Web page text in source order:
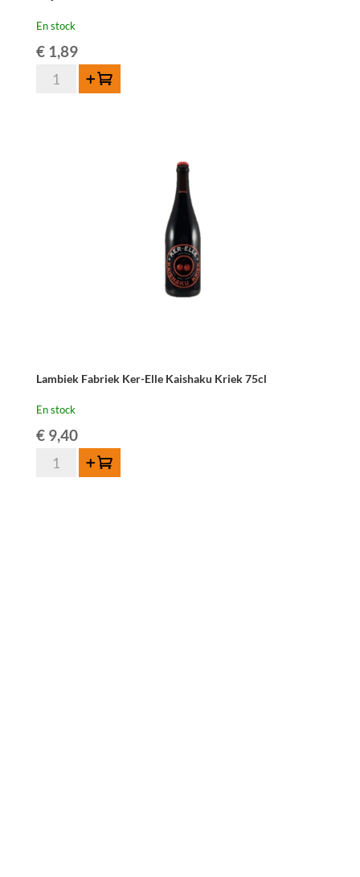
En stock
€1,89
quantité
Ajouter au panier
Lambiek Fabriek Ker-Elle Kaishaku Kriek 75cl
En stock
€9,40
quantité
Ajouter au panier